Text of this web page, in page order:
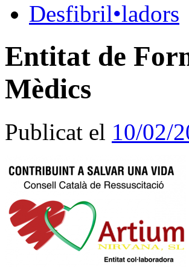
Desfibril•ladors
Entitat de
Mèdics
Publicat el 10/02/